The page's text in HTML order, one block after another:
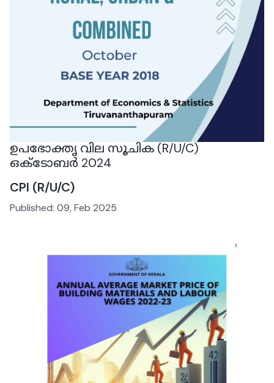
ഉപഭോക്തൃ വില സൂചിക (R/U/C)
ഒക്ടോബർ 2024
CPI (R/U/C)
Published: 09, Feb 2025